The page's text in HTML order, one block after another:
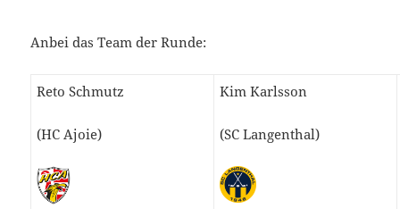
Anbei das Team der Runde:
Reto Schmutz
(HC Ajoie)
Kim Karlsson
(SC Langenthal)